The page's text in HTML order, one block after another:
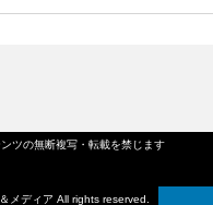
ツの無断複写・転載を禁じます
メディア All rights reserved.